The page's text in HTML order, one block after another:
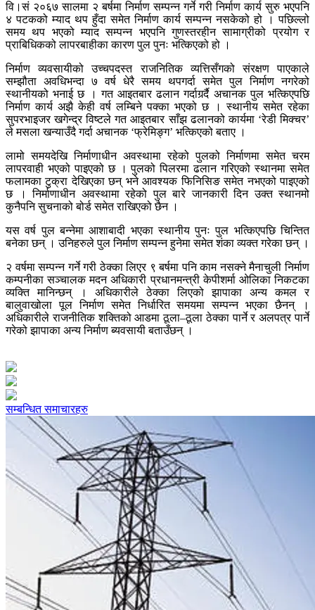
वि।सं २०६७ सालमा २ बर्षमा निर्माण सम्पन्न गर्ने गरी निर्माण कार्य सुरु भएपनि
४ पटकको म्याद थप हुँदा समेत निर्माण कार्य सम्पन्न नसकेको हो । पछिल्लो
समय थप भएको म्याद सम्पन्न भएपनि गुणस्तरहीन सामाग्रीको प्रयोग र
प्राबिधिकको लापरबाहीका कारण पुल पुनः भत्किएको हो ।
निर्माण व्यवसायीको उच्चपदस्त राजनितिक व्यत्तिसँगको संरक्षण पाएकाले
सम्झौता अवधिभन्दा ७ वर्ष धेरै समय थपगर्दा समेत पुल निर्माण नगरेको
स्थानीयको भनाई छ । गत आइतबार ढलान गर्दागर्र्दै अचानक पुल भत्किएपछि
निर्माण कार्य अझै केही वर्ष लम्बिने पक्का भएको छ । स्थानीय समेत रहेका
सुपरभाइजर खगेन्द्र विष्टले गत आइतबार साँझ ढलानको कार्यमा ‘रेडी मिक्चर’
ले मसला खन्याउँदै गर्दा अचानक ‘फ्रेमिङ्ग’ भत्किएको बताए ।
लामो समयदेखि निर्माणाधीन अवस्थामा रहेको पुलको निर्माणमा समेत चरम
लापरवाही भएको पाइएको छ । पुलको पिलरमा ढलान गरिएको स्थानमा समेत
फलामका टुक्रा देखिएका छन् भने आवश्यक फिनिसिङ समेत नभएको पाइएको
छ । निर्माणाधीन अवस्थामा रहेको पुल बारे जानकारी दिन उक्त स्थानमो
कुनैपनि सुचनाको बोर्ड समेत राखिएको छैन ।
यस वर्ष पुल बन्नेमा आशाबादी भएका स्थानीय पुनः पुल भत्किएपछि चिन्तित
बनेका छन् । उनिहरुले पुल निर्माण सम्पन्न हुनेमा समेत शंका व्यक्त गरेका छन् ।
२ वर्षमा सम्पन्न गर्ने गरी ठेक्का लिएर ९ बर्षमा पनि काम नसक्ने मैनाचुली निर्माण
कम्पनीका सञ्चालक मदन अधिकारी प्रधानमन्त्री केपीशर्मा ओलिका निकटका
व्यक्ति मानिन्छन् । अधिकारीले ठेक्का लिएको झापाका अन्य कमल र
बालुवाखोला पूल निर्माण समेत निर्धारित समयमा सम्पन्न भएका छैनन् ।
अधिकारीले राजनीतिक शक्तिको आडमा ठूला–ठूला ठेक्का पार्ने र अलपत्र पार्ने
गरेको झापाका अन्य निर्माण ब्यवसायी बताउँछन् ।
सम्बन्धित समाचारहरु